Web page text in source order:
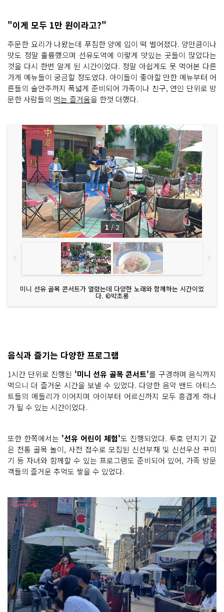
"이게 모두 1만 원이라고?"
주문한 요리가 나왔는데 푸짐한 양에 입이 떡 벌어졌다. 양만큼이나
맛도 정말 훌륭했으며 선유도역에 이렇게 맛있는 곳들이 많았다는
것을 다시 한번 알게 된 시간이었다. 정말 아쉽게도 못 먹어본 다른
가게 메뉴들이 궁금할 정도였다. 아이들이 좋아할 만한 메뉴부터 어
른들의 술안주까지 폭넓게 준비되어 가족이나 친구, 연인 단위로 방
문한 사람들의 먹는 즐거움을 한껏 더했다.
미니 선유 골목 콘서트가 열렸는데 다양한 노래와 함께하는 시간이었
다. ©박초롱
1 / 2
음식과 즐기는 다양한 프로그램
1시간 단위로 진행된 '미니 선유 골목 콘서트'를 구경하며 음식까지
먹으니 더 즐거운 시간을 보낼 수 있었다. 다양한 음악 밴드 아티스
트들의 메들리가 이어지며 아이부터 어르신까지 모두 흥겹게 하나
가 될 수 있는 시간이었다.
또한 한쪽에서는 '선유 어린이 체험'도 진행되었다. 투호 던지기 같
은 전통 골목 놀이, 사전 접수로 모집된 신선부채 및 신선우산 꾸미
기 등 자녀와 함께할 수 있는 프로그램도 준비되어 있어, 가족 방문
객들의 즐거운 추억도 쌓을 수 있었다.